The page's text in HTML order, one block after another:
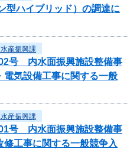
型ハイブリッド）の調達に
産振興課
号 内水面振興施設整備事
気設備工事に関する一般
産振興課
号 内水面振興施設整備事
工事に関する一般競争入